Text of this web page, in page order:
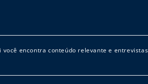
você encontra conteúdo relevante e